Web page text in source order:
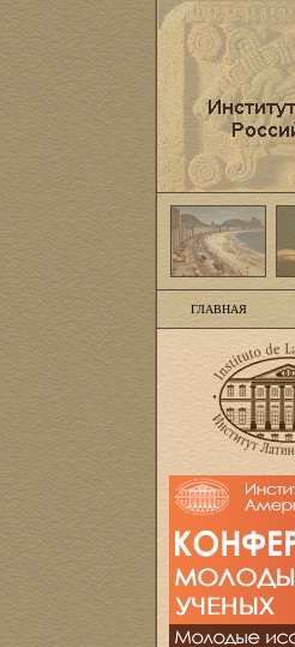
ГЛАВНАЯ